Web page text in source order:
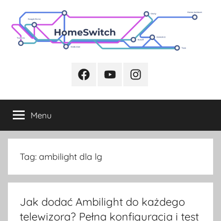
treści
FacebookYoutubeInstagram
Menu
Tag: ambilight dla lg
Jak dodać Ambilight do każdego
telewizora? Pełna konfiguracja i test